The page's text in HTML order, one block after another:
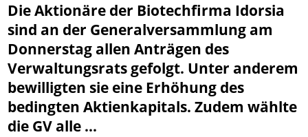
Die Aktionäre der Biotechfirma Idorsia
sind an der Generalversammlung am
Donnerstag allen Anträgen des
Verwaltungsrats gefolgt. Unter anderem
bewilligten sie eine Erhöhung des
bedingten Aktienkapitals. Zudem wählte
die GV alle ...